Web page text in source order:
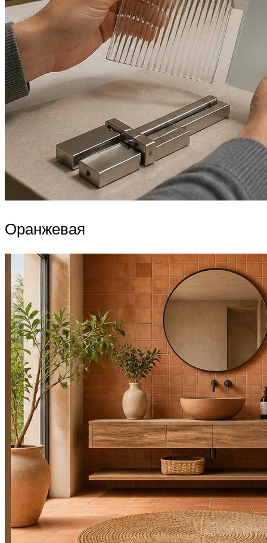
Оранжевая